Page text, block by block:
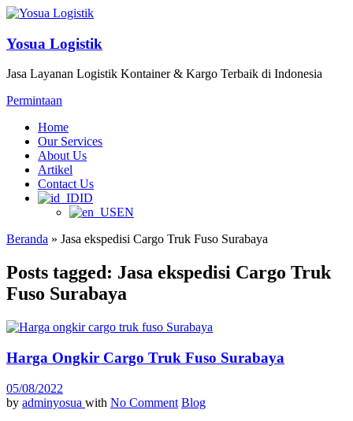
Yosua Logistik
Jasa Layanan Logistik Kontainer & Kargo Terbaik di Indonesia
Permintaan
Home
Our Services
About Us
Artikel
Contact Us
ID
EN
Beranda » Jasa ekspedisi Cargo Truk Fuso Surabaya
Posts tagged: Jasa ekspedisi Cargo Truk
Fuso Surabaya
Harga Ongkir Cargo Truk Fuso Surabaya
05/08/2022
by adminyosua with No Comment Blog